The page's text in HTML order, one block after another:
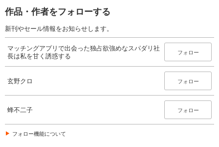
作品・作者をフォローする
新刊やセール情報をお知らせします。
マッチングアプリで出会った独占欲強めなスパダリ社
長は私を甘く誘惑する
フォロー
玄野クロ フォロー
蜂不二子 フォロー
フォロー機能について